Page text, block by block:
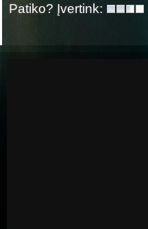
Patiko? Įvertink: